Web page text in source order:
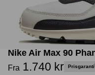
UGG
Yeezy
Jordans
TSS Collection
Accessories
Nike Air Max 90
Fra 1.740 kr Prisgaranti